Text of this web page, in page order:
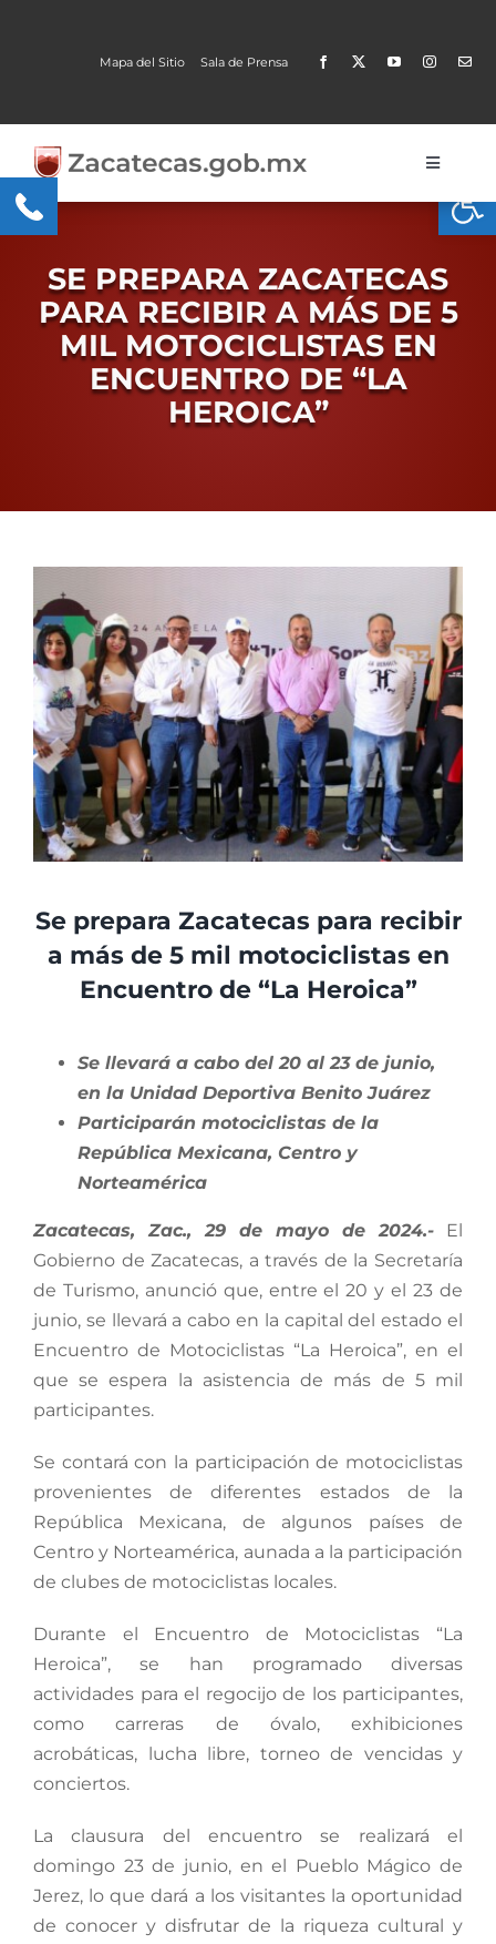
Mapa del Sitio Sala de Prensa
Toggle
Trámites y Servicios
Transparencia
MOBI
SE PREPARA ZACATECAS
PARA RECIBIR A MÁS DE 5
MIL MOTOCICLISTAS EN
ENCUENTRO DE “LA
HEROICA”
Larger
Image
Se prepara Zacatecas para recibir
a más de 5 mil motociclistas en
Encuentro de “La Heroica”
Se llevará a cabo del 20 al 23 de junio,
en la Unidad Deportiva Benito Juárez
Participarán motociclistas de la
República Mexicana, Centro y
Norteamérica
Zacatecas, Zac., 29 de mayo de 2024.- El
Gobierno de Zacatecas, a través de la Secretaría
de Turismo, anunció que, entre el 20 y el 23 de
junio, se llevará a cabo en la capital del estado el
Encuentro de Motociclistas “La Heroica”, en el
que se espera la asistencia de más de 5 mil
participantes.
Se contará con la participación de motociclistas
provenientes de diferentes estados de la
República Mexicana, de algunos países de
Centro y Norteamérica, aunada a la participación
de clubes de motociclistas locales.
Durante el Encuentro de Motociclistas “La
Heroica”, se han programado diversas
actividades para el regocijo de los participantes,
como carreras de óvalo, exhibiciones
acrobáticas, lucha libre, torneo de vencidas y
conciertos.
La clausura del encuentro se realizará el
domingo 23 de junio, en el Pueblo Mágico de
Jerez, lo que dará a los visitantes la oportunidad
de conocer y disfrutar de la riqueza cultural y